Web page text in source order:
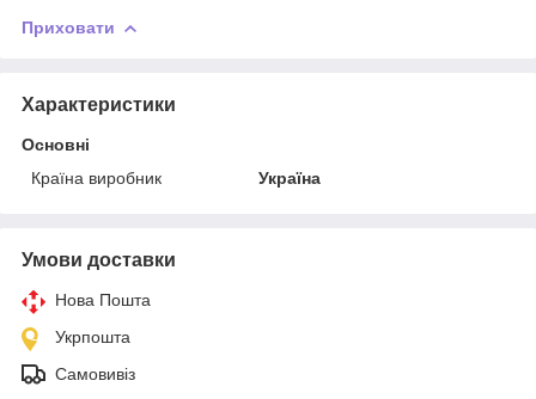
Приховати
Характеристики
Основні
Країна виробник
Україна
Умови доставки
Нова Пошта
Укрпошта
Самовивіз